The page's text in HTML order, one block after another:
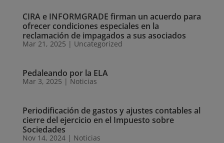
CIRA e INFORMGRADE firman un acuerdo para
ofrecer condiciones especiales en la
reclamación de impagados a sus asociados
Mar 21, 2025 | Uncategorized
Pedaleando por la ELA
Mar 3, 2025 | Noticias
Periodificación de gastos y ajustes contables al
cierre del ejercicio en el Impuesto sobre
Sociedades
Nov 14, 2024| Noticias